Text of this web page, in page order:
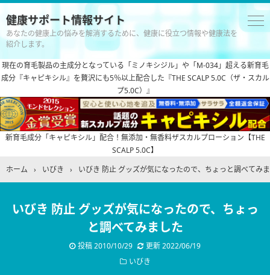
健康サポート情報サイト
あなたの健康上の悩みを解消するために、健康に役立つ情報や健康法を
紹介します。
現在の育毛製品の主成分となっている「ミノキシジル」や「M-034」超える新育毛
成分『キャピキシル』を贅沢にも5％以上配合した『THE SCALP 5.0C（ザ・スカル
プ5.0C）』
新育毛成分「キャピキシル」配合！無添加・無香料ザスカルプローション【THE
SCALP 5.0C】
ホーム
› いびき › いびき 防止 グッズが気になったので、ちょっと調べてみ
いびき 防止 グッズが気になったので、ちょっ
と調べてみました
投稿2010/10/29 更新2022/06/19
いびき